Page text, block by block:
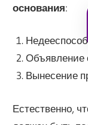
основания:
Объявление
Вынесение
Естественно,